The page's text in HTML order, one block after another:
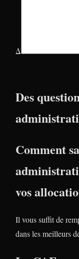
Δ
Des
Comment
vos
Il vous suffit de
dans les meilleurs